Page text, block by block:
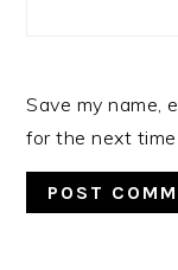
Save my name,
for the next